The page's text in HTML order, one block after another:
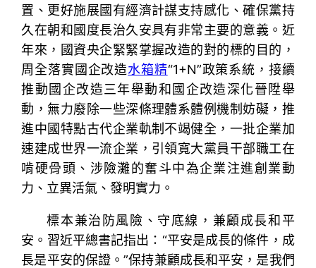
置、更好施展國有經濟計謀支持感化、確保黨持
久在朝和國度長治久安具有非常主要的意義。近
年來，國資央企緊緊掌握改造的對的標的目的，
周全落實國企改造水箱精“1+N”政策系統，接續
推動國企改造三年舉動和國企改造深化晉陞舉
動，無力廢除一些深條理體系體例機制妨礙，推
進中國特點古代企業軌制不竭健全，一批企業加
速建成世界一流企業，引領寬大黨員干部職工在
啃硬骨頭、涉險灘的奮斗中為企業注進創業動
力、立異活氣、發明實力。
標本兼治防風險、守底線，兼顧成長和平
安。習近平總書記指出：“平安是成長的條件，成
長是平安的保證。”保持兼顧成長和平安，是我們